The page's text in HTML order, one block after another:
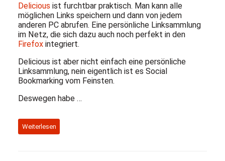
Delicious ist furchtbar praktisch. Man kann alle
möglichen Links speichern und dann von jedem
anderen PCabrufen. Eine persönliche Linksammlung
im Netz, die sich dazu auch noch perfekt in den
Firefoxintegriert.
Delicious ist aber nicht einfach eine persönliche
Linksammlung, nein eigentlich ist es Social
Bookmarking vom Feinsten.
Deswegen habe …
Weiterlesen